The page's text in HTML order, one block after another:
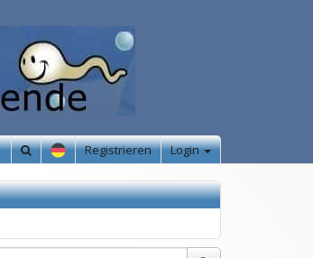
Registrieren Login